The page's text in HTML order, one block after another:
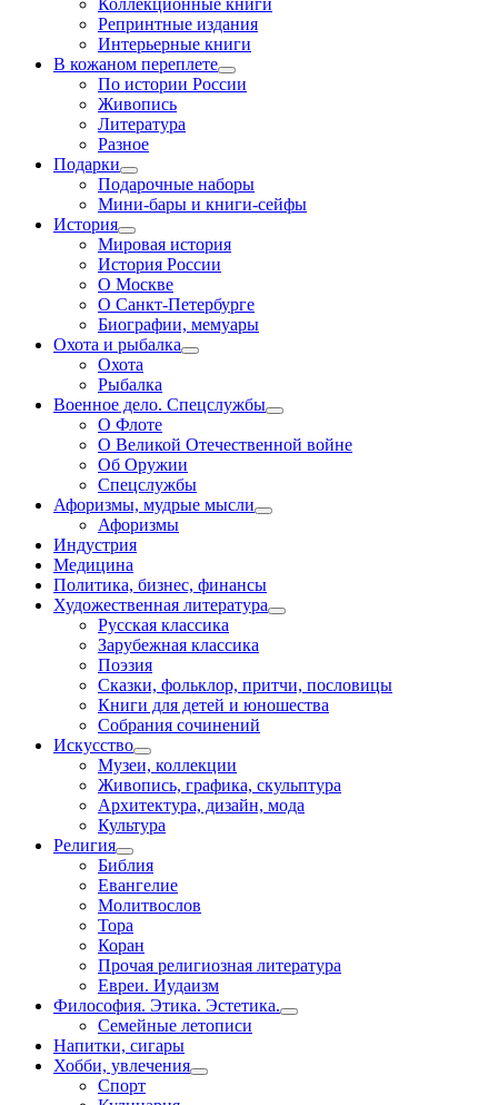
Репринтные издания
Интерьерные книги
В кожаном переплете
По истории России
Живопись
Литература
Разное
Подарки
Подарочные наборы
Мини-бары и книги-сейфы
История
Мировая история
История России
О Москве
О Санкт-Петербурге
Биографии, мемуары
Охота и рыбалка
Охота
Рыбалка
Военное дело. Спецслужбы
О Флоте
О Великой Отечественной войне
Об Оружии
Спецслужбы
Афоризмы, мудрые мысли
Афоризмы
Индустрия
Медицина
Политика, бизнес, финансы
Художественная литература
Русская классика
Зарубежная классика
Поэзия
Сказки, фольклор, притчи, пословицы
Книги для детей и юношества
Собрания сочинений
Искусство
Музеи, коллекции
Живопись, графика, скульптура
Архитектура, дизайн, мода
Культура
Религия
Библия
Евангелие
Молитвослов
Тора
Коран
Прочая религиозная литература
Евреи. Иудаизм
Философия. Этика. Эстетика.
Семейные летописи
Напитки, сигары
Хобби, увлечения
Спорт